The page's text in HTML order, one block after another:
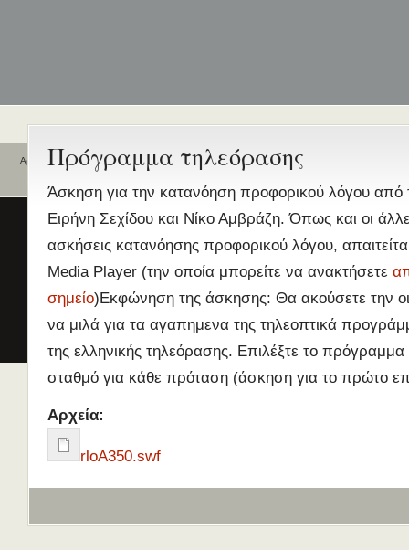
Πρόγραμμα τηλεόρασης
Άσκηση για την κατανόηση προφορικού λόγου από
Ειρήνη Σεχίδου και Νίκο Αμβράζη. Όπως και οι
ασκήσεις κατανόησης προφορικού λόγου,
Media Player (την οποία μπορείτε να ανακτήσετε
σημείο)Εκφώνηση της άσκησης: Θα ακούσετε την
να μιλά για τα αγαπημενα της τηλεοπτικά
της ελληνικής τηλεόρασης. Επιλέξτε το πρόγραμμα
σταθμό για κάθε πρόταση (άσκηση για το πρώτο
Αρχεία:
rloA350.swf
Αρχική
Ποιοι είναι εδώ
Είναι εδώ αυτή τη στιγμή 0 χρήστες
Ενεργά θέματα
συζήτησης
Δεύτερης/Ξένης Γλώσσας
(Εξ Αποστάσεως) από το Παν/
Λευκωσίας σε συνεργασία με
ΚΕΓ
το πιστοποιητικό επιπέδου Γ2
Πρώτο Διεθνές Συνέδριο
Νεοελληνικών Σπουδών